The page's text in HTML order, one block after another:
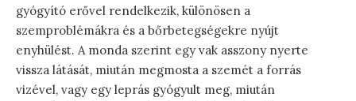
gyógyító erővel rendelkezik, különösen a
szemproblémákra és a bőrbetegségekre nyújt
enyhülést. A monda szerint egy vak asszony nyerte
vissza látását, miután megmosta a szemét a forrás
vizével, vagy egy leprás gyógyult meg, miután